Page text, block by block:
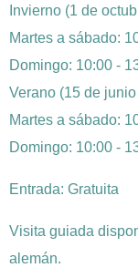
Invierno (1 de
Martes a sábado:
Domingo: 10:00 -
Verano (15 de
Martes a sábado:
Domingo: 10:00 -
Entrada: Gratuita
Visita guiada
alemán.